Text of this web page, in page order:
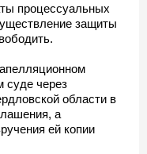
процессуальных
защиты
суде через
области в
а
ей копии